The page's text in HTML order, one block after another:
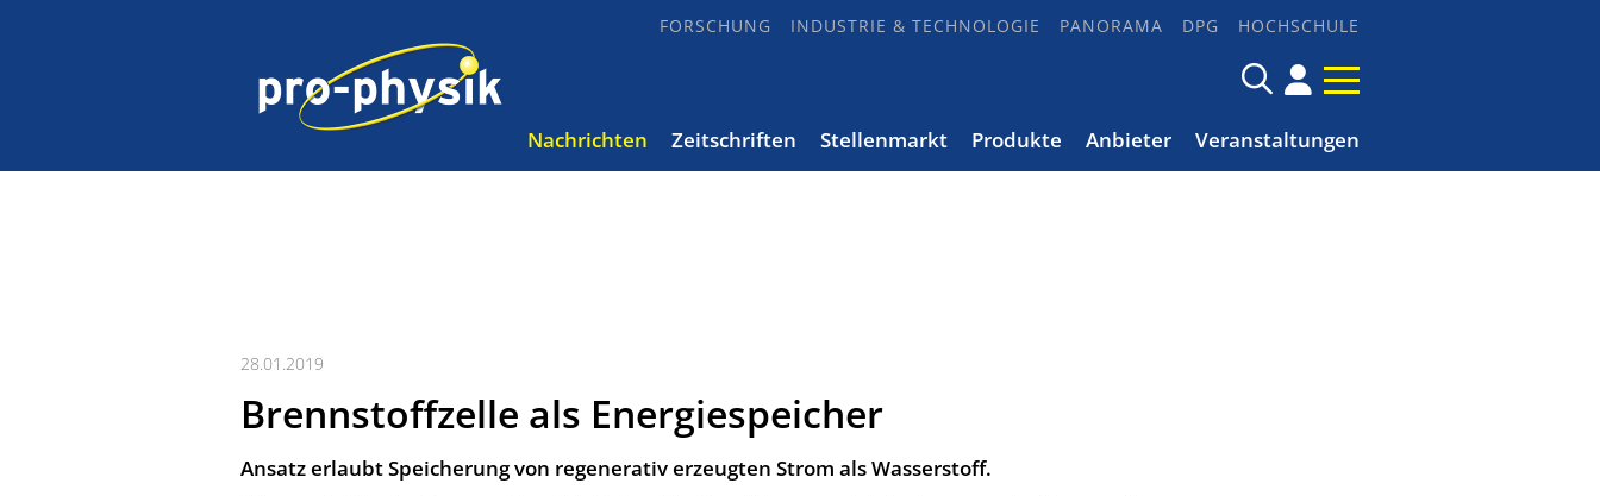
FORSCHUNG INDUSTRIE & TECHNOLOGIE PANORAMA DPG HOCHSCHULE
Nachrichten Zeitschriften Stellenmarkt Produkte Anbieter Veranstaltungen
28.01.2019
Brennstoffzelle als Energiespeicher
Ansatz erlaubt Speicherung von regenerativ erzeugten Strom als Wasserstoff.